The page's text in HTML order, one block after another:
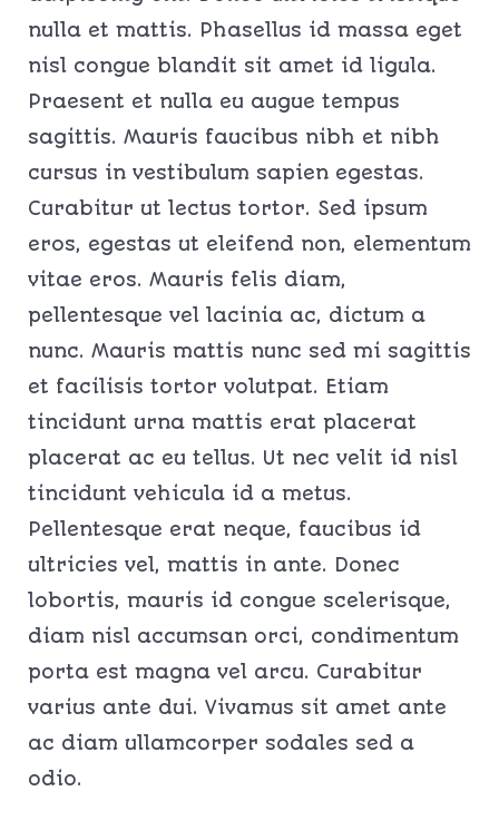
nulla et mattis. Phasellus id massa eget
nisl congue blandit sit amet id ligula.
Praesent et nulla eu augue tempus
sagittis. Mauris faucibus nibh et nibh
cursus in vestibulum sapien egestas.
Curabitur ut lectus tortor. Sed ipsum
eros, egestas ut eleifend non, elementum
vitae eros. Mauris felis diam,
pellentesque vel lacinia ac, dictum a
nunc. Mauris mattis nunc sed mi sagittis
et facilisis tortor volutpat. Etiam
tincidunt urna mattis erat placerat
placerat ac eu tellus. Ut nec velit id nisl
tincidunt vehicula id a metus.
Pellentesque erat neque, faucibus id
ultricies vel, mattis in ante. Donec
lobortis, mauris id congue scelerisque,
diam nisl accumsan orci, condimentum
porta est magna vel arcu. Curabitur
varius ante dui. Vivamus sit amet ante
ac diam ullamcorper sodales sed a
odio.